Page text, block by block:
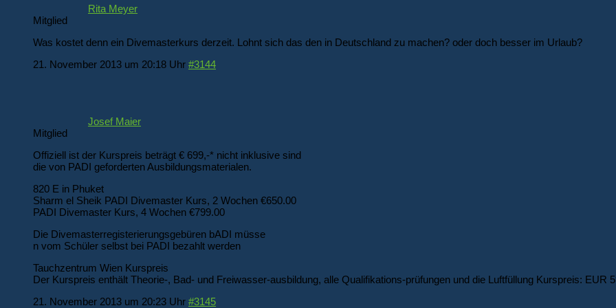
Rita Meyer
Mitglied
Was kostet denn ein Divemasterkurs derzeit. Lohnt sich das den in Deutschland zu machen? oder doch besser im Urlaub?
21. November 2013 um 20:18 Uhr #3144
Josef Maier
Mitglied
Offiziell ist der Kurspreis beträgt € 699,-* nicht inklusive sind
die von PADI geforderten Ausbildungsmaterialen.
820 E in Phuket
Sharm el Sheik PADI Divemaster Kurs, 2 Wochen €650.00
PADI Divemaster Kurs, 4 Wochen €799.00
Die Divemasterregisterierungsgebüren bADI müsse
n vom Schüler selbst bei PADI bezahlt werden
Tauchzentrum Wien Kurspreis
Der Kurspreis enthält Theorie-, Bad- und Freiwasser-ausbildung, alle Qualifikations-prüfungen und die Luftfüllung Kurspreis: EUR
21. November 2013 um 20:23 Uhr #3145